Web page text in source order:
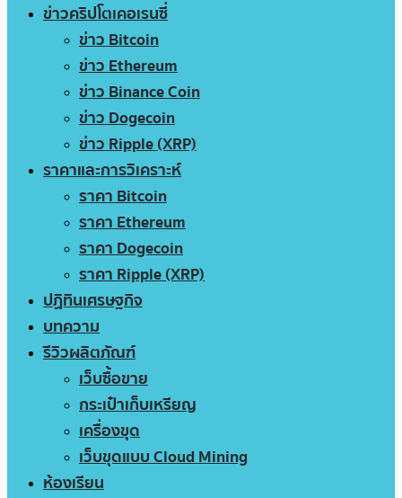
ข่าวคริปโตเคอเรนซี่
ข่าว Bitcoin
ข่าว Ethereum
ข่าว Binance Coin
ข่าว Dogecoin
ข่าว Ripple (XRP)
ราคาและการวิเคราะห์
ราคา Bitcoin
ราคา Ethereum
ราคา Dogecoin
ราคา Ripple (XRP)
ปฏิทินเศรษฐกิจ
บทความ
รีวิวผลิตภัณฑ์
เว็บซื้อขาย
กระเป๋าเก็บเหรียญ
เครื่องขุด
เว็บขุดแบบ Cloud Mining
ห้องเรียน